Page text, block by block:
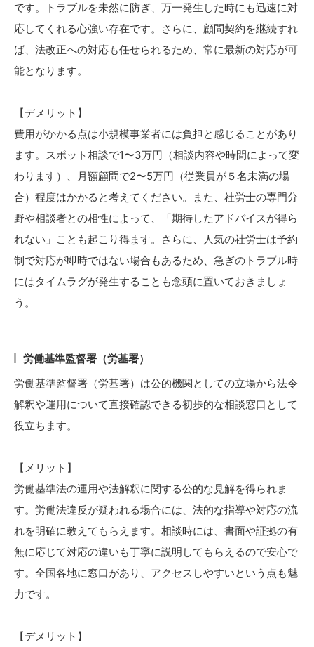
です。トラブルを未然に防ぎ、万一発生した時にも迅速に対
応してくれる心強い存在です。さらに、顧問契約を継続すれ
ば、法改正への対応も任せられるため、常に最新の対応が可
能となります。
【デメリット】
費用がかかる点は小規模事業者には負担と感じることがあり
ます。スポット相談で1〜3万円（相談内容や時間によって変
わります）、月額顧問で2〜5万円（従業員が５名未満の場
合）程度はかかると考えてください。また、社労士の専門分
野や相談者との相性によって、「期待したアドバイスが得ら
れない」ことも起こり得ます。さらに、人気の社労士は予約
制で対応が即時ではない場合もあるため、急ぎのトラブル時
にはタイムラグが発生することも念頭に置いておきましょ
う。
労働基準監督署（労基署）
労働基準監督署（労基署）は公的機関としての立場から法令
解釈や運用について直接確認できる初歩的な相談窓口として
役立ちます。
【メリット】
労働基準法の運用や法解釈に関する公的な見解を得られま
す。労働法違反が疑われる場合には、法的な指導や対応の流
れを明確に教えてもらえます。相談時には、書面や証拠の有
無に応じて対応の違いも丁寧に説明してもらえるので安心で
す。全国各地に窓口があり、アクセスしやすいという点も魅
力です。
【デメリット】